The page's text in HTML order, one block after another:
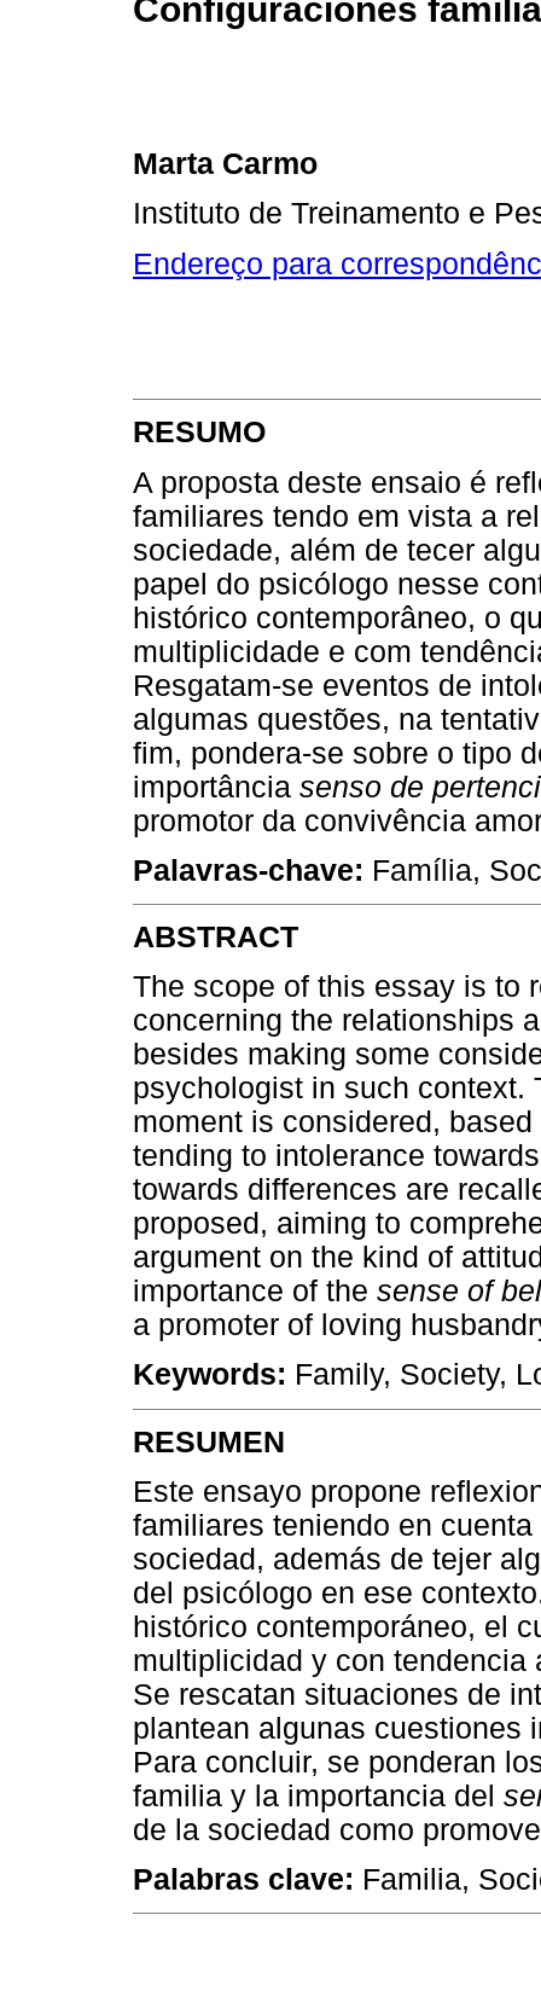
Configuraciones
Marta Carmo
Instituto de Treinamento e
Endereço para
RESUMO
A proposta deste ensaio é
familiares tendo em vista a
sociedade, além de tecer
papel do psicólogo nesse
histórico contemporâneo, o
multiplicidade e com
Resgatam-se eventos de
algumas questões, na
fim, pondera-se sobre o tipo
importância senso de
promotor da convivência
Palavras-chave: Família,
ABSTRACT
The scope of this essay is to
concerning the relationships
besides making some
psychologist in such context.
moment is considered,
tending to intolerance
towards differences are
proposed, aiming to
argument on the kind of
importance of the sense of
a promoter of loving
Keywords: Family, Society,
RESUMEN
Este ensayo propone
familiares teniendo en
sociedad, además de tejer
del psicólogo en ese
histórico contemporáneo, el
multiplicidad y con
Se rescatan situaciones de
plantean algunas cuestiones
Para concluir, se ponderan
familia y la importancia del
de la sociedad como
Palabras clave: Familia,